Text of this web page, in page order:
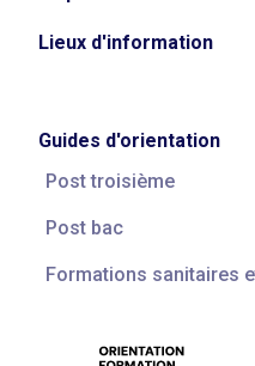
Lieux d'information
Guides d'orientation
Post troisième
Post bac
Formations sanitaires